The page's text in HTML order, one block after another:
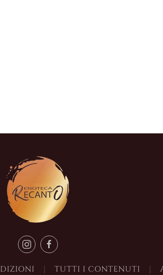
TUTTI I CONTENUTI